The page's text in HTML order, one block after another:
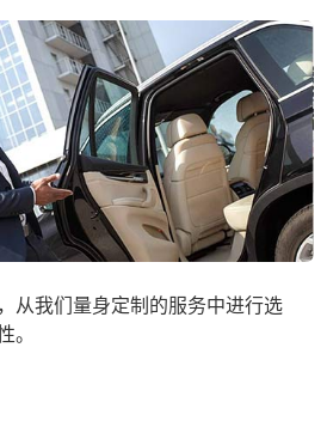
从我们量身定制的服务中进行选
。